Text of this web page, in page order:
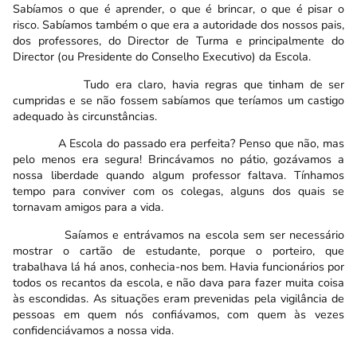
Sabíamos o que é aprender, o que é brincar, o que é pisar o
risco. Sabíamos também o que era a autoridade dos nossos pais,
dos professores, do Director de Turma e principalmente do
Director (ou Presidente do Conselho Executivo) da Escola.
Tudo era claro, havia regras que tinham de ser
cumpridas e se não fossem sabíamos que teríamos um castigo
adequado às circunstâncias.
A Escola do passado era perfeita? Penso que não, mas
pelo menos era segura! Brincávamos no pátio, gozávamos a
nossa liberdade quando algum professor faltava. Tínhamos
tempo para conviver com os colegas, alguns dos quais se
tornavam amigos para a vida.
Saíamos e entrávamos na escola sem ser necessário
mostrar o cartão de estudante, porque o porteiro, que
trabalhava lá há anos, conhecia-nos bem. Havia funcionários por
todos os recantos da escola, e não dava para fazer muita coisa
às escondidas. As situações eram prevenidas pela vigilância de
pessoas em quem nós confiávamos, com quem às vezes
confidenciávamos a nossa vida.